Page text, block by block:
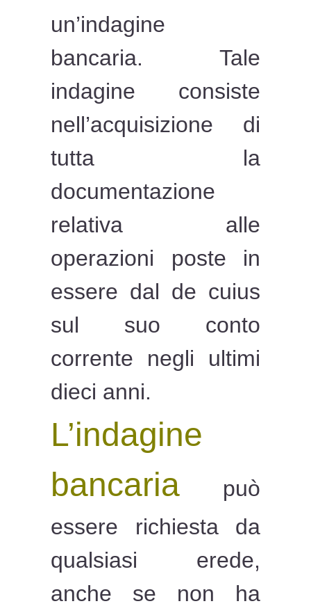
un’indagine
bancaria. Tale
indagine consiste
nell’acquisizione di
tutta la
documentazione
relativa alle
operazioni poste in
essere dal de cuius
sul suo conto
corrente negli ultimi
dieci anni.
L’indagine
bancaria può
essere richiesta da
qualsiasi erede,
anche se non ha